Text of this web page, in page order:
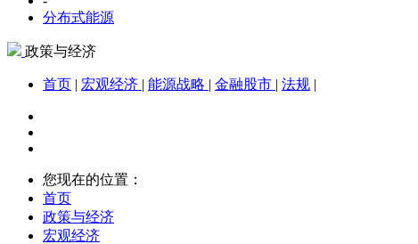
分布式能源
政策与经济
首页 | 宏观经济 | 能源战略 | 金融股市 | 法规 |
您现在的位置：
首页
政策与经济
宏观经济